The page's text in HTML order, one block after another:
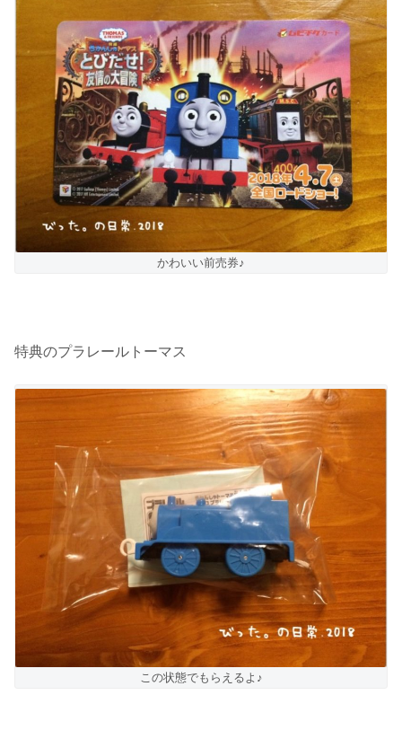
かわいい前売券♪
特典のプラレールトーマス
この状態でもらえるよ♪